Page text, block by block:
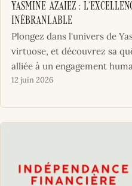
Yasmine Azaiez :
Inébranlable
Plongez dans l'univers de
virtuose, et découvrez sa
alliée à un engagement
12 juin 2026